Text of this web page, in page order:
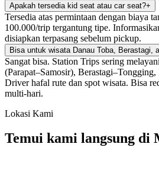
Apakah tersedia kid seat atau car seat?+
Tersedia atas permintaan dengan biaya
100.000/trip tergantung tipe.
disiapkan terpasang sebelum pickup.
Bisa untuk wisata Danau Toba, Berastagi,
Sangat bisa. Station Trips sering
(Parapat–Samosir),
Driver hafal rute dan spot wisata. Bisa
multi-hari.
Lokasi Kami
Temui kami langsung di